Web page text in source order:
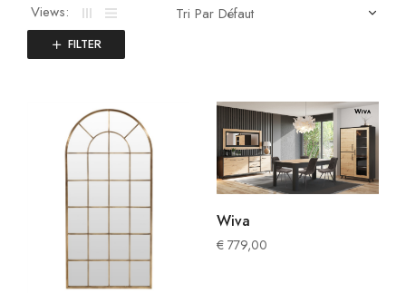
Views:
FILTER
Wiva
€ 779,00